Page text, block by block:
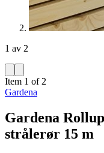
1 av 2
Item 1 of 2
Gardena
Gardena
strålerør 15 m